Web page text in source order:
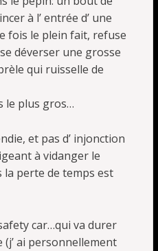
à l’ entrée d’ une
fois le plein fait, refuse
déverser une grosse
qui ruisselle de
le plus gros…
et pas d’ injonction
à vidanger le
perte de temps est
car…qui va durer
ai personnellement